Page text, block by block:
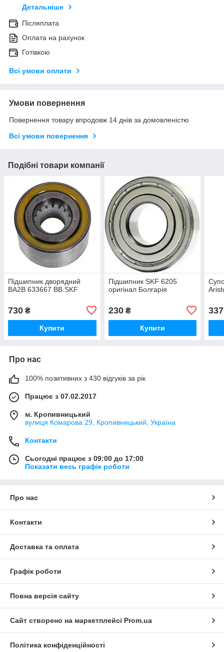
Детальніше
Післяплата
Оплата на рахунок
Готівкою
Всі умови оплати
Умови повернення
Повернення товару впродовж 14 днів за домовленістю
Всі умови повернення
Подібні товари компанії
Підшипник дворядний
BA2B 633667 BB SKF
730 ₴
Купити
Підшипник SKF 6205
оригінал Болгарія
230₴
Купити
337
Про нас
100% позитивних з 430 відгуків за рік
Працює з 07.02.2017
м. Кропивницький
вулиця Комарова 29, Кропивницький, Україна
Контакти
Сьогодні працює з 09:00 до 17:00
Показати весь графік роботи
Про нас
Контакти
Доставка та оплата
Графік роботи
Повна версія сайту
Сайт створено на маркетплейсі Prom.ua
Політика конфіденційності